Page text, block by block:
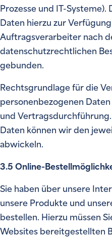
Prozesse und IT-
Daten hierzu zur
Auftragsverarbeiter nach
datenschutzrechtlichen
gebunden.
Rechtsgrundlage für die
personenbezogenen
und
Daten können wir den
abwickeln.
3.5 Online-
Sie haben über unsere
unsere Produkte und
bestellen. Hierzu müssen
Websites bereitgestellten